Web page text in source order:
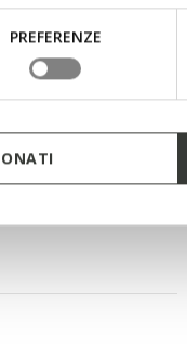
PREFERENZE
absorbs jolts